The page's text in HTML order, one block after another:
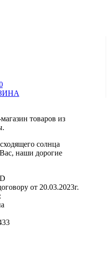
товаров из
солнца
наши дорогие
от 20.03.2023г.